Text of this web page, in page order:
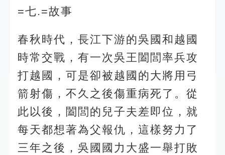
=七.=故事
春秋時代，長江下游的吳國和越國
時常交戰，有一次吳王闔閭率兵攻
打越國，可是卻被越國的大將用弓
箭射傷，不久之後傷重病死了。從
此以後，闔閭的兒子夫差即位，就
每天都想著為父報仇，這樣努力了
三年之後，吳國國力大盛一舉打敗